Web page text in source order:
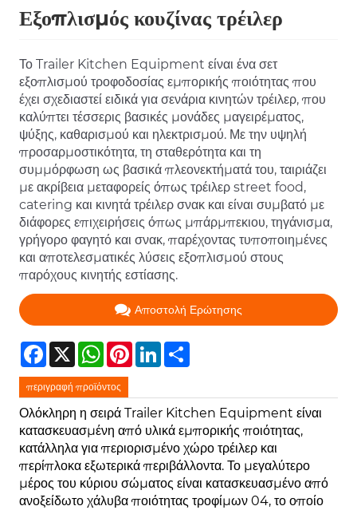
Εξοπλισμός κουζίνας τρέιλερ
Το Trailer Kitchen Equipment είναι ένα σετ
εξοπλισμού τροφοδοσίας εμπορικής ποιότητας που
έχει σχεδιαστεί ειδικά για σενάρια κινητών τρέιλερ, που
καλύπτει τέσσερις βασικές μονάδες μαγειρέματος,
ψύξης, καθαρισμού και ηλεκτρισμού. Με την υψηλή
προσαρμοστικότητα, τη σταθερότητα και τη
συμμόρφωση ως βασικά πλεονεκτήματά του, ταιριάζει
με ακρίβεια μεταφορείς όπως τρέιλερ street food,
catering και κινητά τρέιλερ σνακ και είναι συμβατό με
διάφορες επιχειρήσεις όπως μπάρμπεκιου, τηγάνισμα,
γρήγορο φαγητό και σνακ, παρέχοντας τυποποιημένες
και αποτελεσματικές λύσεις εξοπλισμού στους
παρόχους κινητής εστίασης.
Αποστολή Ερώτησης
Facebook
X WhatsAppPinterestLinkedIn
περιγραφή προϊόντος
Ολόκληρη η σειρά Trailer Kitchen Equipment είναι
κατασκευασμένη από υλικά εμπορικής ποιότητας,
κατάλληλα για περιορισμένο χώρο τρέιλερ και
περίπλοκα εξωτερικά περιβάλλοντα. Το μεγαλύτερο
μέρος του κύριου σώματος είναι κατασκευασμένο από
ανοξείδωτο χάλυβα ποιότητας τροφίμων 04, το οποίο